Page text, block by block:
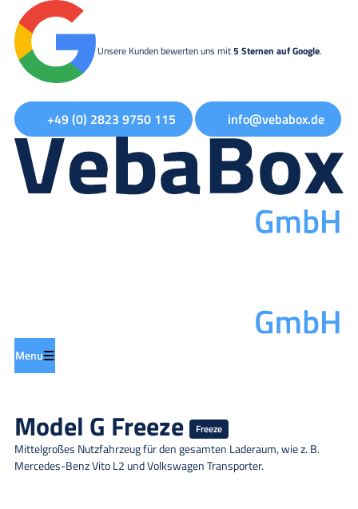
Unsere Kunden bewerten uns mit5 Sternen auf Google.
+49 (0) 2823 9750 115 info@vebabox.de
Menu
Model G Freeze Freeze
Mittelgroßes Nutzfahrzeug für den gesamten Laderaum, wie z. B.
Mercedes-Benz Vito L2 und Volkswagen Transporter.